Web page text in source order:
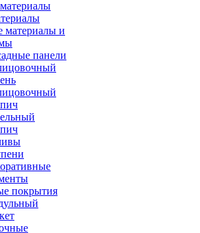
материалы и
панели
покрытия